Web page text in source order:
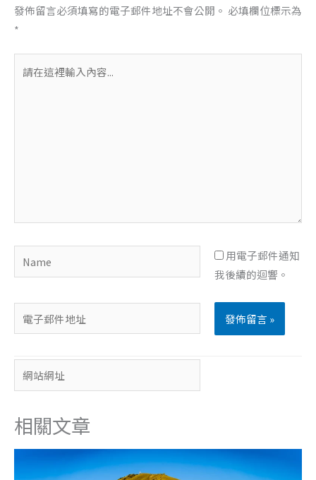
發佈留言必須填寫的電子郵件地址不會公開。 必填欄位標示為
*
在
子
地
站
址
用電子郵件通知
我後續的迴響。
相關文章